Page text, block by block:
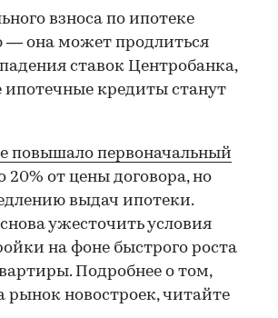
взноса по ипотеке
— она может продлиться
ставок Центробанка,
ипотечные кредиты станут
повышало первоначальный
20% от цены договора, но
выдач ипотеки.
ужесточить условия
на фоне быстрого роста
Подробнее о том,
рынок новостроек, читайте